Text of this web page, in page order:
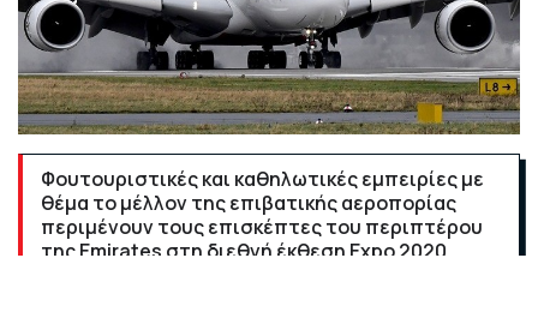
Φουτουριστικές και καθηλωτικές εμπειρίες με
θέμα το μέλλον της επιβατικής αεροπορίας
περιμένουν τους επισκέπτες του περιπτέρου
της Emirates στη διεθνή έκθεση Expo 2020